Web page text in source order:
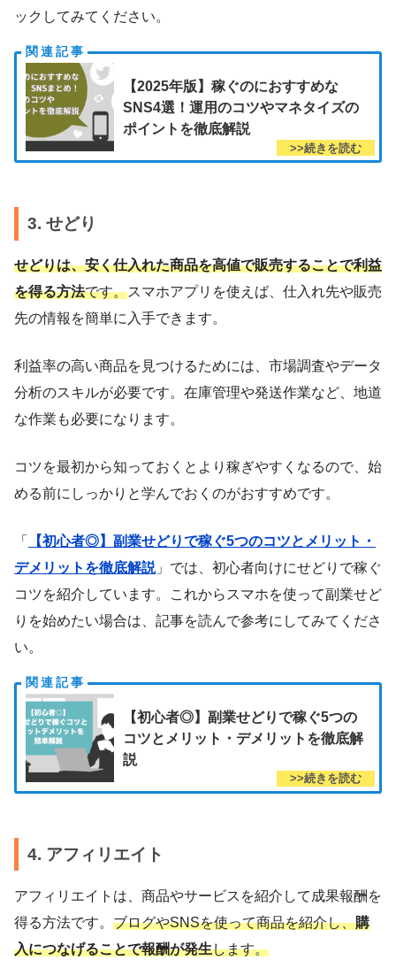
ックしてみてください。
【2025年版】稼ぐのにおすすめな
SNS4選！運用のコツやマネタイズの
ポイントを徹底解説
3. せどり
せどりは、安く仕入れた商品を高値で販売することで利益
を得る方法です。スマホアプリを使えば、仕入れ先や販売
先の情報を簡単に入手できます。
利益率の高い商品を見つけるためには、市場調査やデータ
分析のスキルが必要です。在庫管理や発送作業など、地道
な作業も必要になります。
コツを最初から知っておくとより稼ぎやすくなるので、始
める前にしっかりと学んでおくのがおすすめです。
「
【初心者◎】副業せどりで稼ぐ5つのコツとメリット・
デメリットを徹底解説」では、初心者向けにせどりで稼ぐ
コツを紹介しています。これからスマホを使って副業せど
りを始めたい場合は、記事を読んで参考にしてみてくださ
い。
【初心者◎】副業せどりで稼ぐ5つの
コツとメリット・デメリットを徹底解
説
4. アフィリエイト
アフィリエイトは、商品やサービスを紹介して成果報酬を
得る方法です。 ブログやSNSを使って商品を紹介し、購
入につなげることで報酬が発生します。